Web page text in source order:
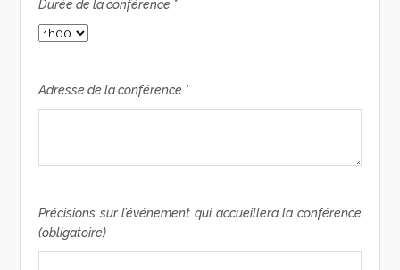
Durée de la conférence *
Adresse de la conférence *
Précisions sur l’événement qui accueillera la conférence
(obligatoire)